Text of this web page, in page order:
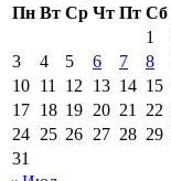
Пн Вт Ср Чт Пт Сб
1
3
4 5 6 7 8
10 11 12 13 14 15
17 18 19 20 21 22
24 25 26 27 28 29
31